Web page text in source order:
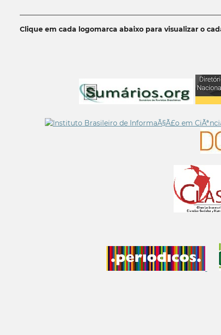
Clique em cada logomarca abaixo para visualizar o